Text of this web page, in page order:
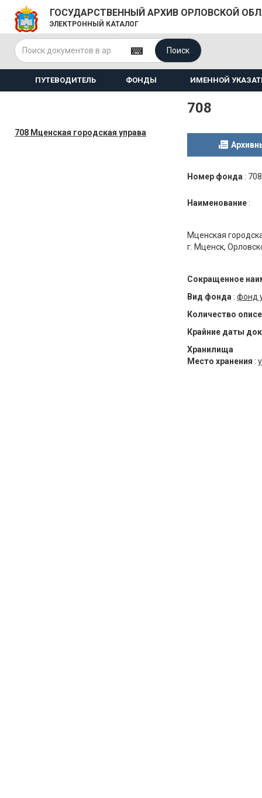
ГОСУДАРСТВЕННЫЙ АРХИВ ОРЛОВСКОЙ
ЭЛЕКТРОННЫЙ КАТАЛОГ
Поиск
ПУТЕВОДИТЕЛЬ ФОНДЫ ИМЕННОЙ
708 Мценская городская управа
708
Номер фонда : 708
Наименование :
Мценская
г. Мценск,
Сокращенное
Вид фонда : фонд
Количество
Крайние даты
Хранилища
Место хранения :